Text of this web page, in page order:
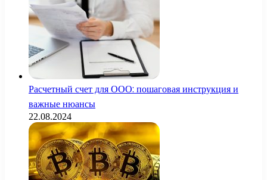
Расчетный счет для ООО: пошаговая инструкция и
важные нюансы
22.08.2024